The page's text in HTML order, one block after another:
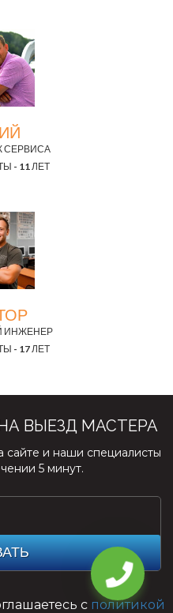
СЕРВИСА
- 11 ЛЕТ
ИНЖЕНЕР
- 17 ЛЕТ
ВЫЕЗД МАСТЕРА
сайте и наши специалисты
5 минут.
с политикой